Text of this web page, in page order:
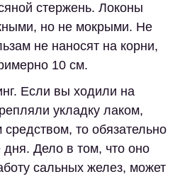
стержень. Локоны
но не мокрыми. Не
не наносят на корни,
10 см.
Если вы ходили на
укладку лаком,
то обязательно
дня. Дело в том, что оно
сальных желез, может